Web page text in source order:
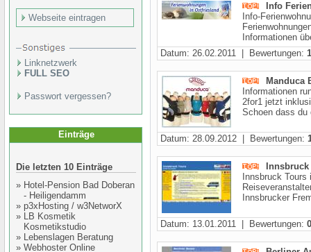
Webseite eintragen
Linknetzwerk
FULL SEO
Passwort vergessen?
Einträge
Die letzten 10 Einträge
» Hotel-Pension Bad Doberan
- Heiligendamm
» p3xHosting / w3NetworX
» LB Kosmetik
Kosmetikstudio
» Lebenslagen Beratung
» Webhoster Online
Info
Info-
Informationen
Datum: 26.02.2011 | Bewertungen:
Manduca
Informationen
2for1 jetzt
Schoen dass du
Datum: 28.09.2012 | Bewertungen:
Innsbruck
Innsbrucker
Datum: 13.01.2011 | Bewertungen: 0